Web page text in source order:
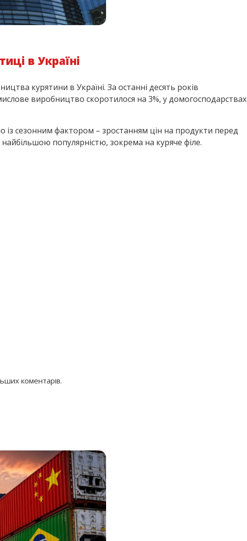
в Україні
курятини в Україні. За останні десять років
виробництво скоротилося на 3%, у домогосподарствах
сезонним фактором – зростанням цін на продукти перед
популярністю, зокрема на куряче філе.
коментарів.